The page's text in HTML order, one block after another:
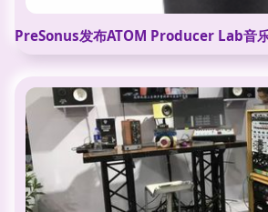
PreSonus发布ATOM Producer Lab音